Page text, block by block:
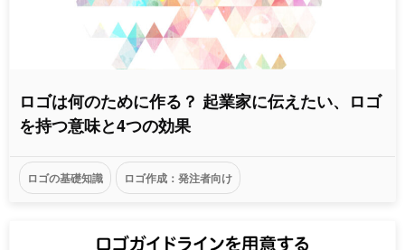
ロゴは何のために作る？ 起業家に伝えたい、ロゴ
を持つ意味と4つの効果
ロゴの基礎知識 ロゴ作成：発注者向け